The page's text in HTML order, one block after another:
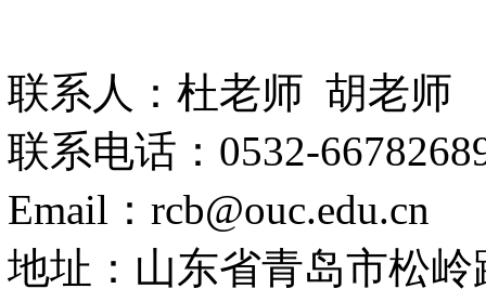
联系人：杜老师 胡老师
联系电话：0532-
Email：rcb@ouc.edu.cn
地址：山东省青岛市松